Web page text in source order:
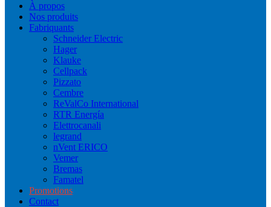
À propos
Nos produits
Fabriquants
Schneider Electric
Hager
Klauke
Cellpack
Pizzato
Cembre
ReValCo International
RTR Energía
Elettrocanali
legrand
nVent ERICO
Vemer
Bremas
Famatel
Promotions
Contact